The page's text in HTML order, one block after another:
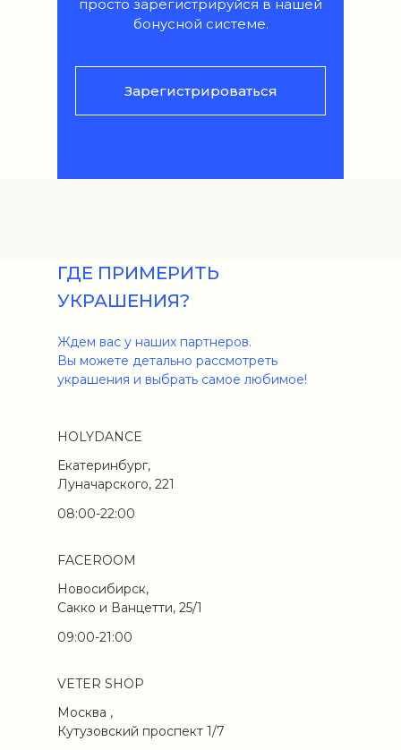
Зарегистрироваться
просто зарегистрируйся в нашей
бонусной системе.
ГДЕ ПРИМЕРИТЬ
УКРАШЕНИЯ?
Екатеринбург,
Луначарского, 221
HOLYDANCE
08:00-22:00
Ждем вас у наших партнеров.
Вы можете детально рассмотреть
украшения и выбрать самое любимое!
FACEROOM
Новосибирск,
Сакко и Ванцетти, 25/1
09:00-21:00
VETER SHOP
Москва ,
Кутузовский проспект 1/7